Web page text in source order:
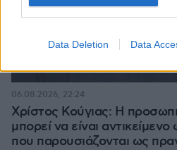
Data Deletion Data
Χρίστος Κούγιας: Η
μπορεί να είναι
που παρουσιάζονται ως
06.08.2026, 22:24